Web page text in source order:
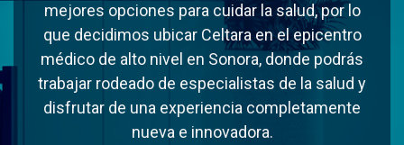
mejores opciones para cuidar la salud, por lo
que decidimos ubicar Celtara en el epicentro
médico de alto nivel en Sonora, donde podrás
trabajar rodeado de especialistas de la salud y
disfrutar de una experiencia completamente
nueva e innovadora.